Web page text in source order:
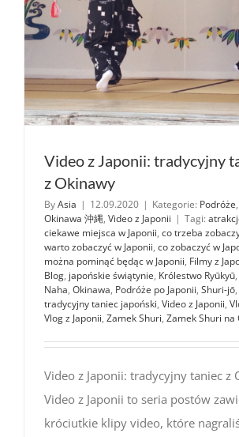
Video z Japonii: tradycyjny
z Okinawy
ByAsia | 12.09.2020 | Kategorie: Podróże,
Okinawa 沖縄, Video z Japonii | Tagi:
ciekawe miejsca w Japonii, co trzeba
warto zobaczyć w Japonii, co zobaczyć w
można pominąć będąc w Japonii, Filmy z
Blog, japońskie świątynie, Królestwo Ryūkyū,
Naha, Okinawa, Podróże po Japonii, Shuri-jō,
tradycyjny taniec japoński, Video z Japonii,
Vlog z Japonii, Zamek Shuri, Zamek Shuri na
Video z Japonii: tradycyjny taniec z
Video z Japonii to seria postów
króciutkie klipy video, które